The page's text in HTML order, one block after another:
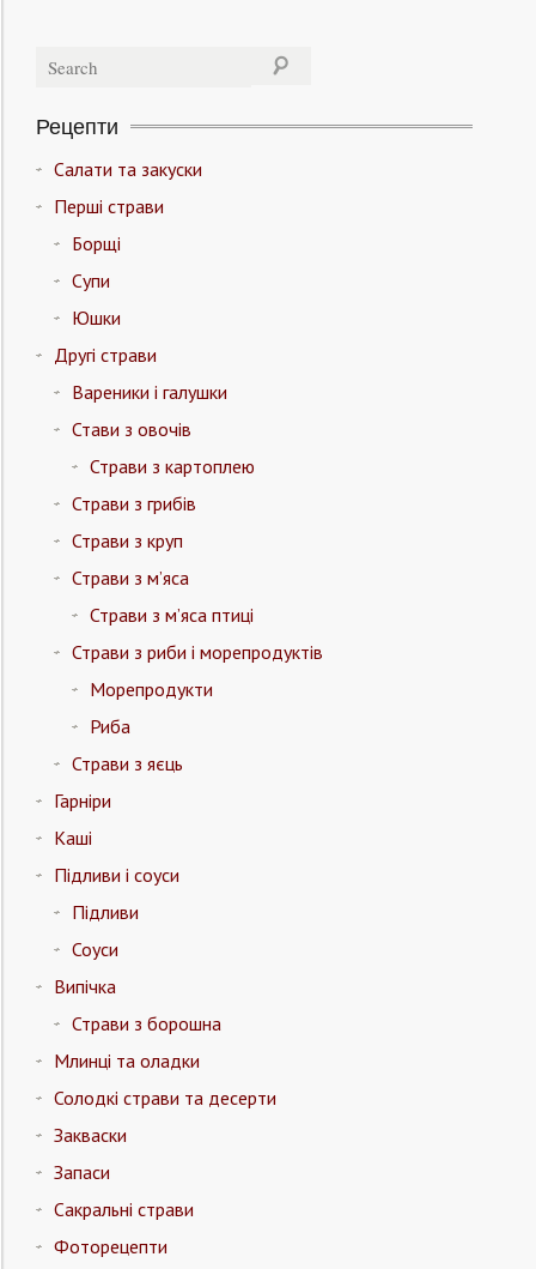
Рецепти
Салати та закуски
Перші страви
Борщі
Супи
Юшки
Другі страви
Вареники і галушки
Стави з овочів
Страви з картоплею
Страви з грибів
Страви з круп
Страви з м’яса
Страви з м’яса птиці
Страви з риби і морепродуктів
Морепродукти
Риба
Страви з яєць
Гарніри
Каші
Підливи і соуси
Підливи
Соуси
Випічка
Страви з борошна
Млинці та оладки
Солодкі страви та десерти
Закваски
Запаси
Сакральні страви
Фоторецепти